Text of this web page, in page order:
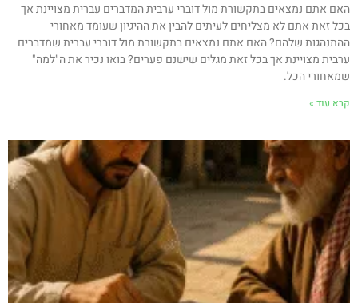
האם אתם נמצאים בתקשורת מול דוברי ערבית המדברים עברית מצויינת אך
בכל זאת אתם לא מצליחים לעיתים להבין את ההיגיון שעומד מאחורי
ההתנהגות שלהם? האם אתם נמצאים בתקשורת מול דוברי עברית שמדברים
ערבית מצויינת אך בכל זאת מגלים שישנם פערים? בואו נכיר את ה"למה"
שמאחורי הכל.
קרא עוד »